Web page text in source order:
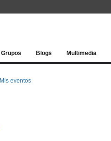
Grupos Blogs Multimedia
Mis eventos